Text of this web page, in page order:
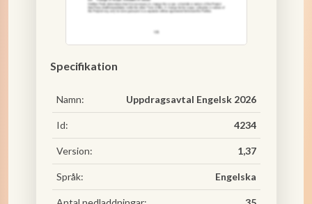
Specifikation
Namn: Uppdragsavtal Engelsk 2026
Id: 4234
Version: 1,37
Språk: Engelska